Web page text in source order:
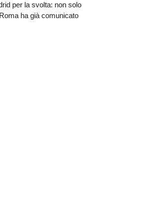
per la svolta: non solo
ha già comunicato